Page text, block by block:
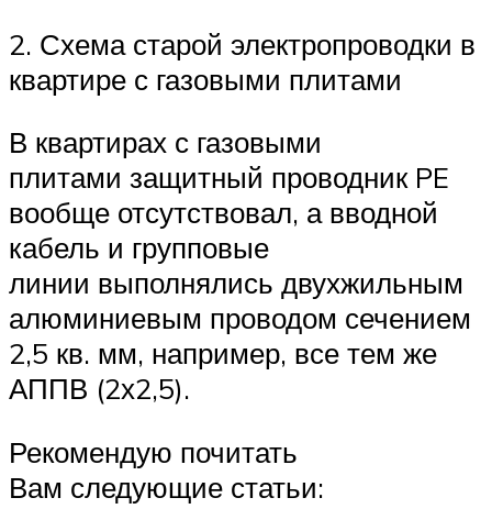
2. Схема старой электропроводки в
квартире с газовыми плитами
В квартирах с газовыми
плитами защитный проводник PE
вообще отсутствовал, а вводной
кабель и групповые
линии выполнялись двухжильным
алюминиевым проводом сечением
2,5 кв. мм, например, все тем же
АППВ (2х2,5).
Рекомендую почитать
Вам следующие статьи: